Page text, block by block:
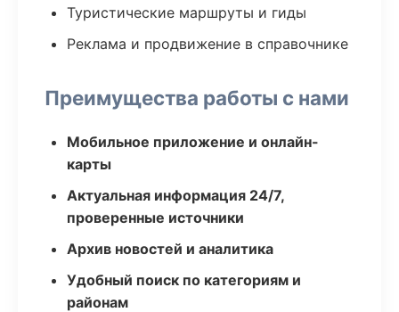
Туристические маршруты и гиды
Реклама и продвижение в справочнике
Преимущества работы с нами
Мобильное приложение и онлайн-
карты
Актуальная информация 24/7,
проверенные источники
Архив новостей и аналитика
Удобный поиск по категориям и
районам